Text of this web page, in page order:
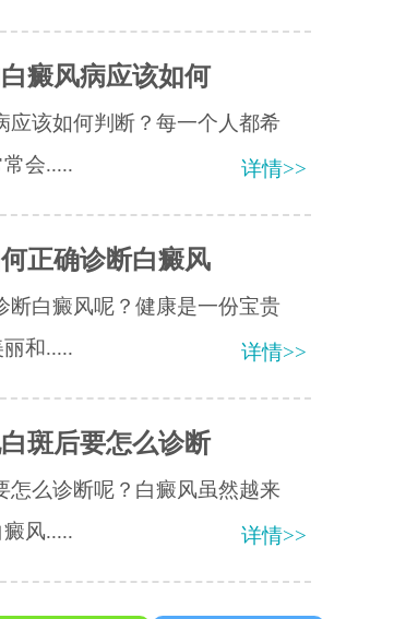
癜风病应该如何
应该如何判断？每一个人都希
会.....
详情>>
正确诊断白癜风
断白癜风呢？健康是一份宝贵
和.....
详情>>
斑后要怎么诊断
怎么诊断呢？白癜风虽然越来
风.....
详情>>